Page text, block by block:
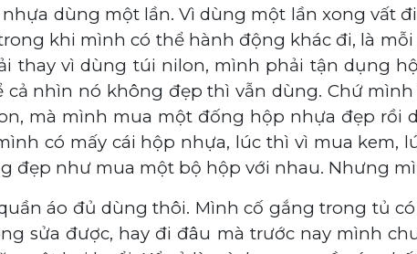
dùng một lần. Vì dùng một lần xong vất
khi mình có thể hành động khác đi, là
thay vì dùng túi nilon, mình phải tận dụng
cả nhìn nó không đẹp thì vẫn dùng. Chứ
mà mình mua một đống hộp nhựa đẹp rồi
có mấy cái hộp nhựa, lúc thì vì mua kem,
đẹp như mua một bộ hộp với nhau. Nhưng
áo đủ dùng thôi. Mình cố gắng trong tủ
sửa được, hay đi đâu mà trước nay mình